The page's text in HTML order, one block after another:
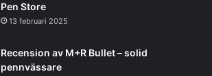
Pen Store
13 februari 2025
Recension av M+R Bullet – solid
pennvässare